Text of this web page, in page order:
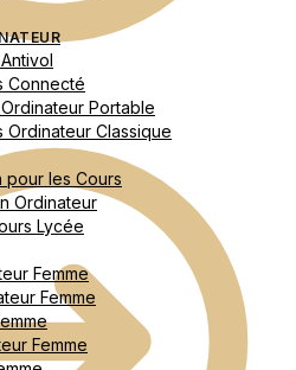
Connecté
Portable
Ordinateur Classique
pour les Cours
Ordinateur
Lycée
Femme
Femme
Femme